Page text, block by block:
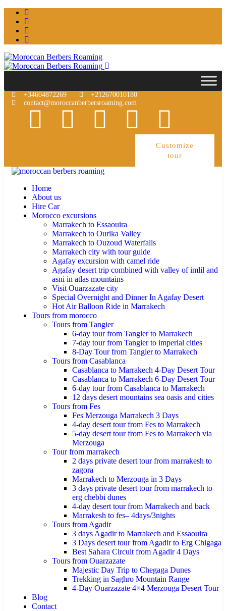
+34604872269
+212670010180
contact@moroccanberbersroaming.com
Customize
tour
Home
About us
Hire Car
Morocco excursions
Marrakech to Essaouira
Marrakech to Ourika Valley
Marrakech to Ouzoud Waterfalls
Marrakech city with tour guide
Agafay excursion with camel ride
Agafay desert trip combined with valley of imlil and
asni in atlas mountains
Visit Ouarzazate city
Special Overnight and Dinner In Agafay Desert
Hot Air Balloon Ride in Marrakech
Tours from morocco
Tours from Tangier
6-day tour from Tangier to Marrakech
7-day tour from Tangier to imperial cities
8-Day Tour from Tangier to Marrakech
Tours from Casablanca
Casablanca to Marrakech 4-Day Desert Tour
Casablanca to Marrakech 6-Day Desert Tour
6-day tour from Casablanca to Marrakech
12 days desert mountains sea oasis and cities
Tours from Fes
Fes Merzouga Marrakech 3 Days
4-day desert tour from Fes to Marrakech
5-day desert tour from Fes to Marrakech via
Merzouga
Tour from marrakech
2 days private desert tour from marrakesh to
zagora
Marrakech to Merzouga in 3 Days
3 days private desert tour from marrakech to
erg chebbi dunes
4-day desert tour from Marrakech and back
Marrakesh to fes– 4days/3nights
Tours from Agadir
3 days Agadir to Marrakech and Essaouira
3 Days desert tour from Agadir to Erg Chigaga
Best Sahara Circuit from Agadir 4 Days
Tours from Ouarzazate
Majestic Day Trip to Chegaga Dunes
Trekking in Saghro Mountain Range
4-Day Ouarzazate 4×4 Merzouga Desert Tour
Blog
Contact